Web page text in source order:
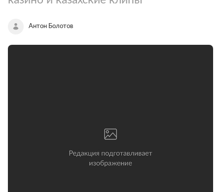
Антон Болотов